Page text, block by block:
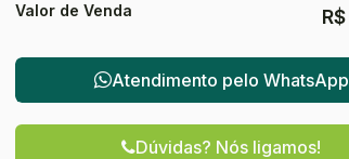
R$
Valor de Venda
Atendimento pelo WhatsApp
Dúvidas? Nós ligamos!